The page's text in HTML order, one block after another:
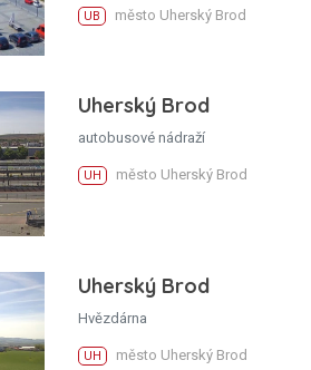
UB město Uherský Brod
Uherský Brod
autobusové nádraží
UH město Uherský Brod
Uherský Brod
Hvězdárna
UH město Uherský Brod